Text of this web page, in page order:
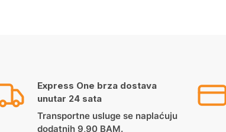
Express One brza dostava
unutar 24 sata
Transportne usluge se naplaćuju
dodatnih 9,90 BAM.